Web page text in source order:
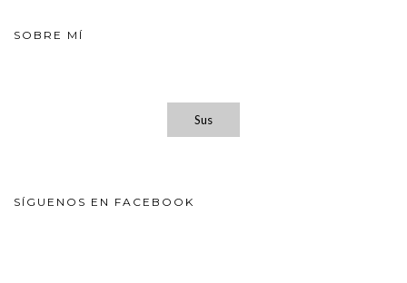
SOBRE MÍ
Sus
SÍGUENOS EN FACEBOOK